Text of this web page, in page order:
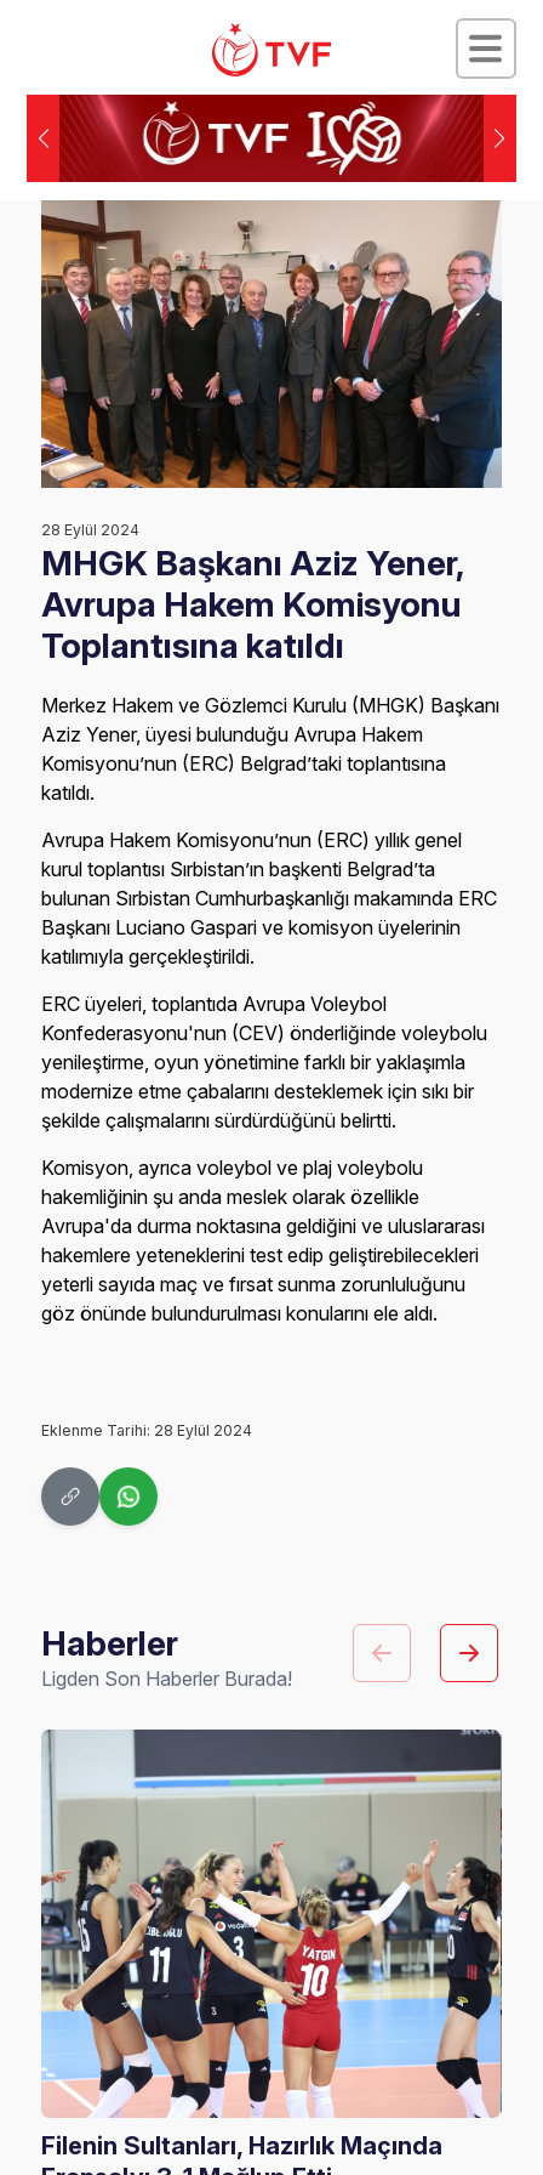
28 Eylül 2024
MHGK Başkanı Aziz Yener,
Avrupa Hakem Komisyonu
Toplantısına katıldı
Merkez Hakem ve Gözlemci Kurulu (MHGK) Başkanı
Aziz Yener, üyesi bulunduğu Avrupa Hakem
Komisyonu’nun (ERC) Belgrad’taki toplantısına
katıldı.
Avrupa Hakem Komisyonu’nun (ERC) yıllık genel
kurul toplantısı Sırbistan’ın başkenti Belgrad’ta
bulunan Sırbistan Cumhurbaşkanlığı makamında ERC
Başkanı Luciano Gaspari ve komisyon üyelerinin
katılımıyla gerçekleştirildi.
ERC üyeleri, toplantıda Avrupa Voleybol
Konfederasyonu'nun (CEV) önderliğinde voleybolu
yenileştirme, oyun yönetimine farklı bir yaklaşımla
modernize etme çabalarını desteklemek için sıkı bir
şekilde çalışmalarını sürdürdüğünü belirtti.
Komisyon, ayrıca voleybol ve plaj voleybolu
hakemliğinin şu anda meslek olarak özellikle
Avrupa'da durma noktasına geldiğini ve uluslararası
hakemlere yeteneklerini test edip geliştirebilecekleri
yeterli sayıda maç ve fırsat sunma zorunluluğunu
göz önünde bulundurulması konularını ele aldı.
Eklenme Tarihi: 28 Eylül 2024
Haberler
Ligden Son Haberler Burada!
Filenin Sultanları, Hazırlık Maçında